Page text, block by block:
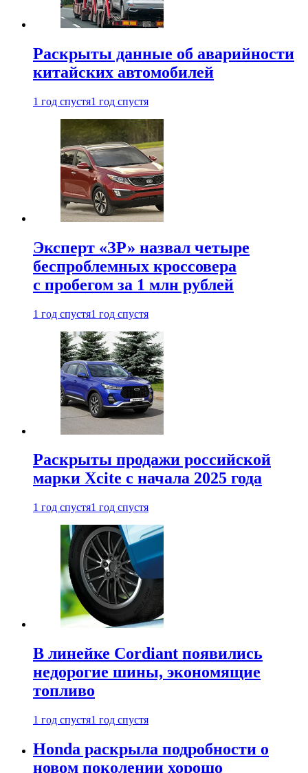
Раскрыты данные об аварийности
китайских автомобилей
1 год спустя1 год спустя
Эксперт «ЗР» назвал четыре
беспроблемных кроссовера
с пробегом за 1 млн рублей
1 год спустя1 год спустя
Раскрыты продажи российской
марки Xcite с начала 2025 года
1 год спустя1 год спустя
В линейке Cordiant появились
недорогие шины, экономящие
топливо
1 год спустя1 год спустя
Honda раскрыла подробности о
новом поколении хорошо